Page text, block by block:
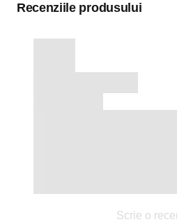
Recenziile produsului
Scrie o